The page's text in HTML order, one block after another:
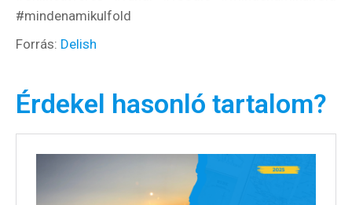
#mindenamikulfold
Forrás: Delish
Érdekel hasonló tartalom?